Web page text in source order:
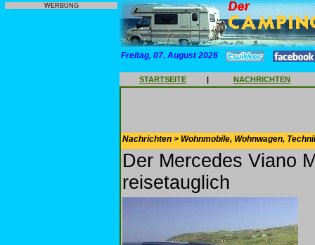
WERBUNG
Freitag, 07. August 2026
STARTSEITE | NACHRICHTEN
Nachrichten > Wohnmobile, Wohnwagen,
Der Mercedes Viano
reisetauglich